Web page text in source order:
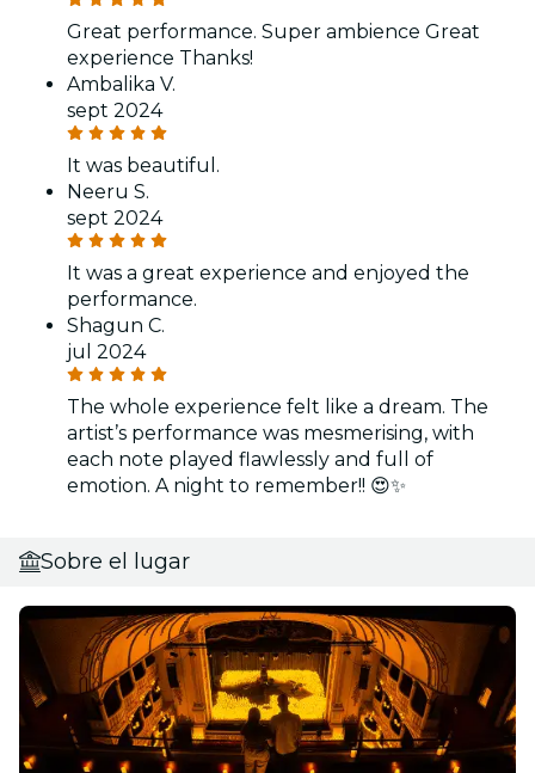
Great performance. Super ambience Great
experience Thanks!
Ambalika V.
sept 2024
It was beautiful.
Neeru S.
sept 2024
It was a great experience and enjoyed the
performance.
Shagun C.
jul 2024
The whole experience felt like a dream. The
artist’s performance was mesmerising, with
each note played flawlessly and full of
emotion. A night to remember!! 😍✨
Sobre el lugar